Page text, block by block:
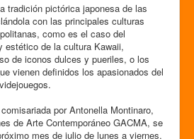
tradición pictórica japonesa de las
con las principales culturas
como es el caso del
estético de la cultura Kawaii,
de iconos dulces y pueriles, o los
vienen definidos los apasionados del
comisariada por Antonella Montinaro,
de Arte Contemporáneo GACMA, se
mes de julio de lunes a viernes,